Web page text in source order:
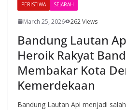
PERISTIWA SEJARAH
March 25, 2026 262 Views
Bandung Lautan
Heroik Rakyat
Membakar Kota
Kemerdekaan
Bandung Lautan Api menjadi